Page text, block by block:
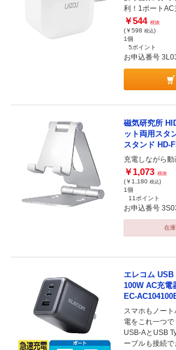
利！1ポートAC
￥544 税抜
(￥598 税込)
1個
5ポイント
お申込番号
磁気研究所
ット両用スタ
スタンド HD-
充電しながら動
￥1,073 税抜
(￥1,180 税込)
1個
11ポイント
お申込番号
在
エレコム
100W AC充電
EC-
スマホもノー
電をこれ一つ
USB-AとUSB
ーブルも接続で